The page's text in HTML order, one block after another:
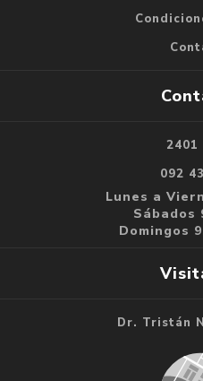
2401
092
Lunes a
Sábados
Domingos
Dr. Tristán